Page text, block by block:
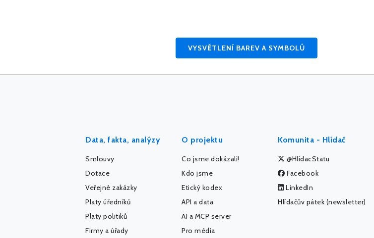
VYSVĚTLENÍ BAREV A SYMBOLŮ
Data, fakta, analýzy
Smlouvy
Dotace
Veřejné zakázky
Platy úředníků
Platy politiků
Firmy a úřady
O projektu
Co jsme dokázali!
Kdo jsme
Etický kodex
API a data
AI a MCP server
Pro média
Komunita - Hlídač
@HlidacStatu
Facebook
LinkedIn
Hlídačův pátek (newsletter)